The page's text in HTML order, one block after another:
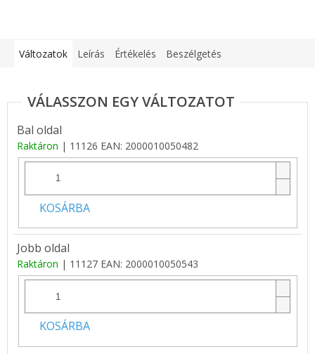
Változatok Leírás Értékelés Beszélgetés
Bal oldal
Raktáron | 11126 EAN: 2000010050482
KOSÁRBA
Jobb oldal
Raktáron | 11127 EAN: 2000010050543
KOSÁRBA